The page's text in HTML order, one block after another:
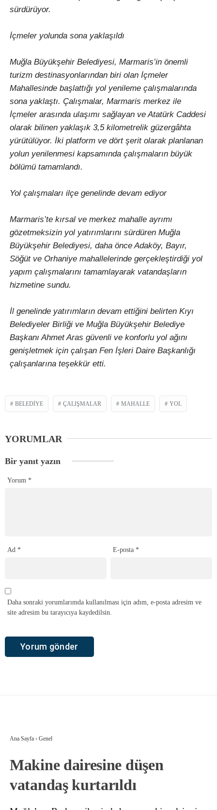
sürdürüyor.
İçmeler yolunda sona yaklaşıldı
Muğla Büyükşehir Belediyesi, Marmaris’in önemli
turizm destinasyonlarından biri olan İçmeler
Mahallesinde başlattığı yol yenileme çalışmalarında
sona yaklaştı. Çalışmalar, Marmaris merkez ile
İçmeler arasında ulaşımı sağlayan ve Atatürk Caddesi
olarak bilinen yaklaşık 3,5 kilometrelik güzergâhta
yürütülüyor. İki platform ve dört şerit olarak planlanan
yolun yenilenmesi kapsamında çalışmaların büyük
bölümü tamamlandı.
Yol çalışmaları ilçe genelinde devam ediyor
Marmaris’te kırsal ve merkez mahalle ayrımı
gözetmeksizin yol yatırımlarını sürdüren Muğla
Büyükşehir Belediyesi, daha önce Adaköy, Bayır,
Söğüt ve Orhaniye mahallelerinde gerçekleştirdiği yol
yapım çalışmalarını tamamlayarak vatandaşların
hizmetine sundu.
İl genelinde yatırımların devam ettiğini belirten Kıyı
Belediyeler Birliği ve Muğla Büyükşehir Belediye
Başkanı Ahmet Aras güvenli ve konforlu yol ağını
genişletmek için çalışan Fen İşleri Daire Başkanlığı
çalışanlarına teşekkür etti.
BELEDIYE ÇALIŞMALAR MAHALLE YOL
YORUMLAR
Bir yanıt yazın
Yorum *
Ad * E-posta *
Daha sonraki yorumlarımda kullanılması için adım, e-posta adresim ve
site adresim bu tarayıcıya kaydedilsin.
Ana Sayfa › Genel
Makine dairesine düşen
vatandaş kurtarıldı